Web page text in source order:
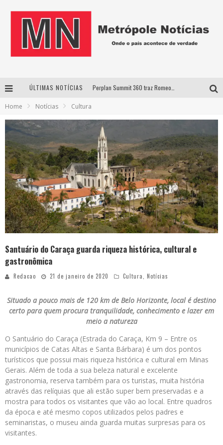
ÚLTIMAS NOTÍCIAS
Agosto Dourado: apoio, informação e acolhimento fortalecem o sucesso da amamentação
Home Notícias Cultura
Santuário do Caraça guarda riqueza histórica, cultural e
gastronômica
Redacao 21 de janeiro de 2020 Cultura, Notícias
Situado a pouco mais de 120 km de Belo Horizonte, local é destino
certo para quem procura tranquilidade, conhecimento e lazer em
meio a natureza
O Santuário do Caraça (Estrada do Caraça, Km 9 – Entre os
municípios de Catas Altas e Santa Bárbara) é um dos pontos
turísticos que possui mais riqueza histórica e cultural em Minas
Gerais. Além de toda a sua beleza natural e excelente
gastronomia, reserva também para os turistas, muita história
através das relíquias que ali estão super bem preservadas e a
mostra para todos os visitantes que vão ao local. Entre quadros
da época e até mesmo copos utilizados pelos padres e
seminaristas, o museu ainda guarda muitas surpresas para os
visitantes.